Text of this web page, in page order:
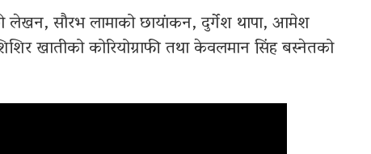
लेखन, सौरभ लामाको छायांकन, दुर्गेश थापा, आमेश
खातीको कोरियोग्राफी तथा केवलमान सिंह बस्नेतको